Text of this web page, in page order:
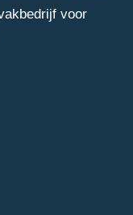
voor